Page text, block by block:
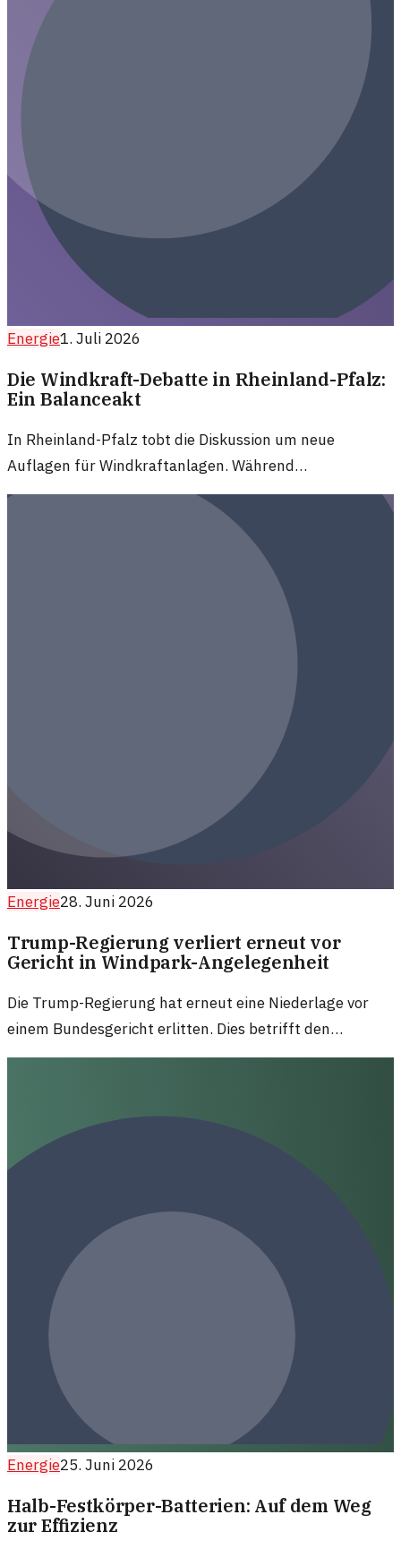
Energie1. Juli 2026
Die Windkraft-Debatte in Rheinland-Pfalz:
Ein Balanceakt
In Rheinland-Pfalz tobt die Diskussion um neue
Auflagen für Windkraftanlagen. Während
Umweltschützer und Bürgerinitiativen warnen, sehen
Befürworter vor allem Chancen für nachhaltige Energie.
Energie28. Juni 2026
Trump-Regierung verliert erneut vor
Gericht in Windpark-Angelegenheit
Die Trump-Regierung hat erneut eine Niederlage vor
einem Bundesgericht erlitten. Dies betrifft den
Offshore-Windpark Revolution Wind von Ørsted, der
Energie25. Juni 2026
Halb-Festkörper-Batterien: Auf dem Weg
zur Effizienz